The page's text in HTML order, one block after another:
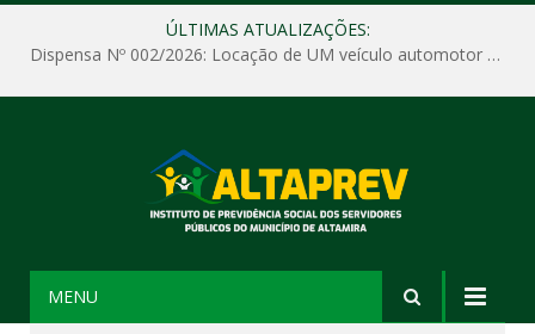
ÚLTIMAS ATUALIZAÇÕES:
Dispensa Nº 002/2026: Locação de UM veículo automotor sem motorista, tipo passeio, com seguro total e quilometragem livre, para atender as demandas operacionais e administrativas do Instituto de Previdência Social dos Servidores Públicos do Município de Altamira – PA – ALTAPREV.
MENU